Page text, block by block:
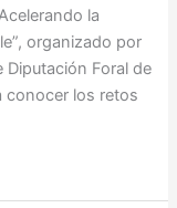
la
organizado por
Diputación Foral de
conocer los retos